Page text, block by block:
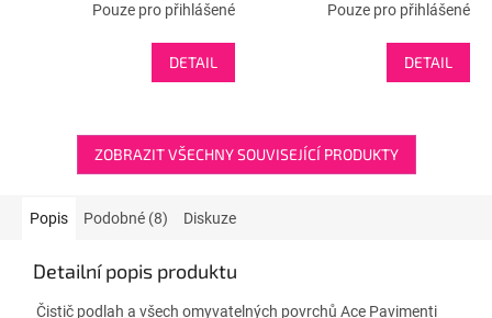
Pouze pro přihlášené
DETAIL
Pouze pro přihlášené
DETAIL
ZOBRAZIT VŠECHNY SOUVISEJÍCÍ PRODUKTY
Popis Podobné (8) Diskuze
Detailní popis produktu
Čistič podlah a všech omyvatelných povrchů Ace Pavimenti